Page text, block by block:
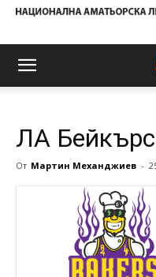
ЛА
От Мартин Механджиев -